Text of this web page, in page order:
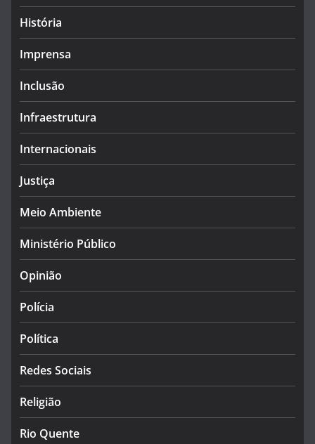
História
Imprensa
Inclusão
Infraestrutura
Internacionais
Justiça
Meio Ambiente
Ministério Público
Opinião
Polícia
Política
Redes Sociais
Religião
Rio Quente